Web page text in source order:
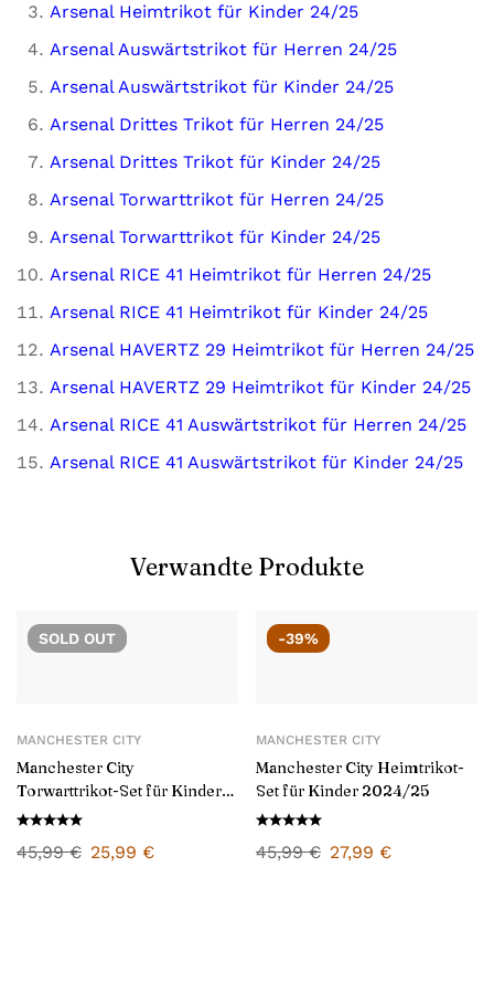
Arsenal Heimtrikot für Kinder 24/25
Arsenal Auswärtstrikot für Herren 24/25
Arsenal Auswärtstrikot für Kinder 24/25
Arsenal Drittes Trikot für Herren 24/25
Arsenal Drittes Trikot für Kinder 24/25
Arsenal Torwarttrikot für Herren 24/25
Arsenal Torwarttrikot für Kinder 24/25
Arsenal RICE 41 Heimtrikot für Herren 24/25
Arsenal RICE 41 Heimtrikot für Kinder 24/25
Arsenal HAVERTZ 29 Heimtrikot für Herren 24/25
Arsenal HAVERTZ 29 Heimtrikot für Kinder 24/25
Arsenal RICE 41 Auswärtstrikot für Herren 24/25
Arsenal RICE 41 Auswärtstrikot für Kinder 24/25
Verwandte Produkte
SOLD OUT
MANCHESTER CITY
Manchester City
Torwarttrikot-Set für Kinder
2024/25
45,99€ 25,99 €
-39%
MANCHESTER CITY
Manchester City Heimtrikot-
Set für Kinder 2024/25
45,99€ 27,99 €